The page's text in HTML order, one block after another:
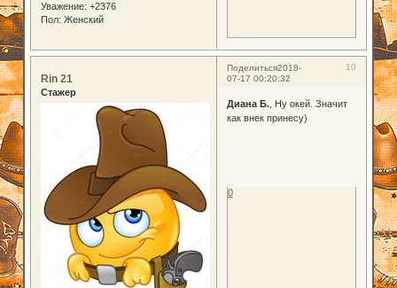
Уважение: +2376
Пол: Женский
Поделиться 10
2018-
07-17 00:20:32
Rin 21
Стажер
Диана Б., Ну окей. Значит
как внек принесу)
0